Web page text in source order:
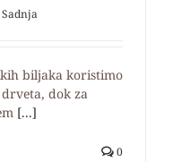
Sadnja
biljaka koristimo
dok za
[...]
0